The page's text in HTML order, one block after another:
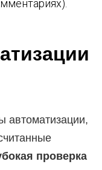
автоматизации,
проверка